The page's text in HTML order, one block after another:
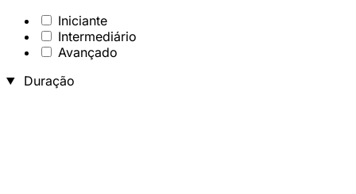
Iniciante
Intermediário
Avançado
Duração